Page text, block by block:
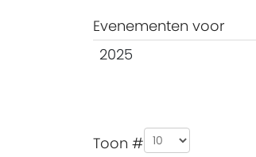
Evenementen voor
2025
Pagination List Limit
Toon #